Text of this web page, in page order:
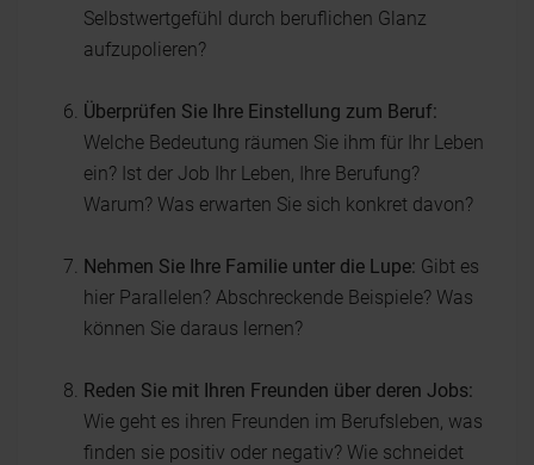
Selbstwertgefühl durch beruflichen Glanz
aufzupolieren?
Überprüfen Sie Ihre Einstellung zum Beruf:
Welche Bedeutung räumen Sie ihm für Ihr Leben
ein? Ist der Job Ihr Leben, Ihre Berufung?
Warum? Was erwarten Sie sich konkret davon?
Nehmen Sie Ihre Familie unter die Lupe: Gibt es
hier Parallelen? Abschreckende Beispiele? Was
können Sie daraus lernen?
Reden Sie mit Ihren Freunden über deren Jobs:
Wie geht es ihren Freunden im Berufsleben, was
finden sie positiv oder negativ? Wie schneidet